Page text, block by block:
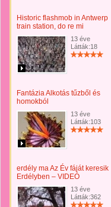
Historic flashmob in Antwerp
train station, do re mi
13 éve
Látták:18
Fantázia Alkotás tűzből és
homokból
13 éve
Látták:103
erdély ma Az Év fáját keresik
Erdélyben – VIDEÓ
13 éve
Látták:362